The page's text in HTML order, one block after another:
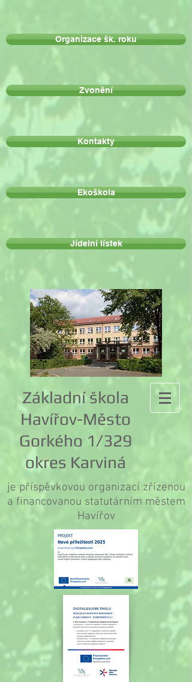
Organizace šk. roku
Zvonění
Kontakty
Ekoškola
Jídelní lístek
Základní škola
Havířov-Město
Gorkého 1/329
okres Karviná
je příspěvkovou organizací zřízenou
a financovanou statutárním městem
Havířov